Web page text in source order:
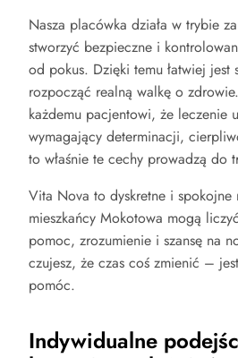
Nasza placówka działa w trybie
stworzyć bezpieczne i
od pokus. Dzięki temu łatwiej
rozpocząć realną walkę o
każdemu pacjentowi, że leczenie
wymagający determinacji,
to właśnie te cechy prowadzą do
Vita Nova to dyskretne i spokojne
mieszkańcy Mokotowa mogą
pomoc, zrozumienie i szansę na
czujesz, że czas coś zmienić –
pomóc.
Indywidualne